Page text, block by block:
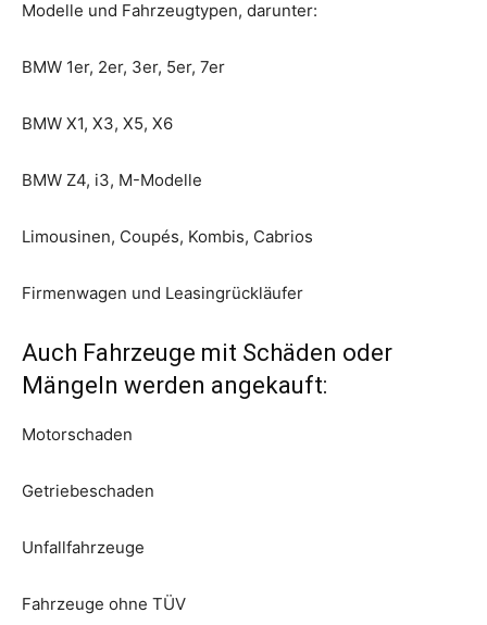
Modelle und Fahrzeugtypen, darunter:
BMW 1er, 2er, 3er, 5er, 7er
BMW X1, X3, X5, X6
BMW Z4, i3, M-Modelle
Limousinen, Coupés, Kombis, Cabrios
Firmenwagen und Leasingrückläufer
Auch Fahrzeuge mit Schäden oder
Mängeln werden angekauft:
Motorschaden
Getriebeschaden
Unfallfahrzeuge
Fahrzeuge ohne TÜV